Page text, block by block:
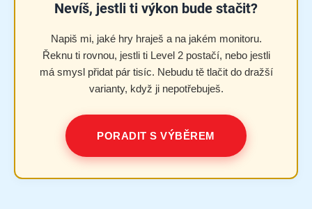
Nevíš, jestli ti výkon bude stačit?
Napiš mi, jaké hry hraješ a na jakém monitoru.
Řeknu ti rovnou, jestli ti Level 2 postačí, nebo jestli
má smysl přidat pár tisíc. Nebudu tě tlačit do dražší
varianty, když ji nepotřebuješ.
PORADIT S VÝBĚREM